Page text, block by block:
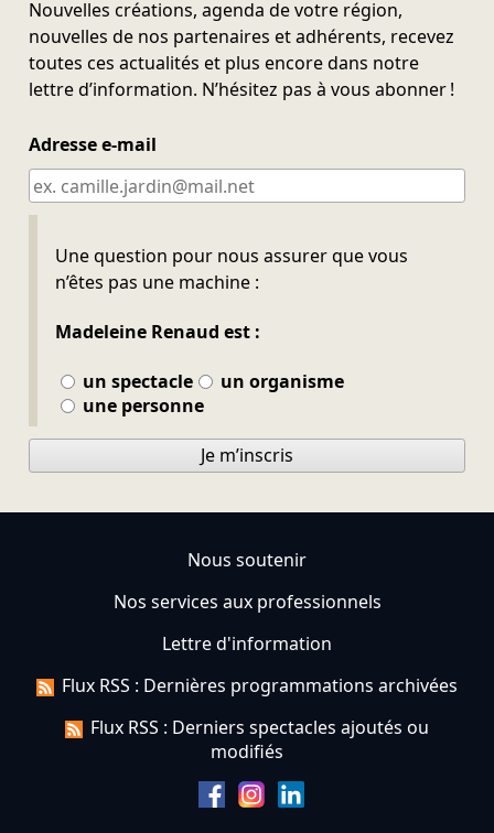
Nouvelles créations, agenda de votre région,
nouvelles de nos partenaires et adhérents, recevez
toutes ces actualités et plus encore dans notre
lettre d’information. N’hésitez pas à vous abonner !
Adresse e-mail
Une question pour nous assurer que vous
n’êtes pas une machine :
Madeleine Renaud est :
un spectacle
un organisme
une personne
Ne pas remplir
Je m’inscris
Nous soutenir
Nos services aux professionnels
Lettre d'information
Flux RSS : Dernières programmations archivées
Flux RSS : Derniers spectacles ajoutés ou
modifiés